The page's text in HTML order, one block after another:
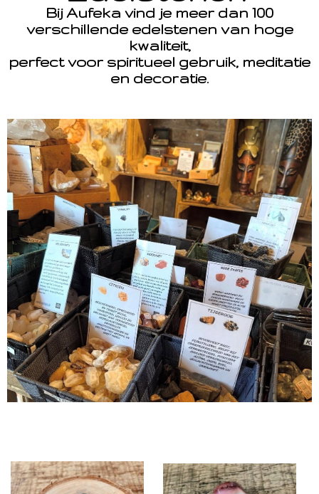
Bij Aufeka vind je meer dan 100
verschillende edelstenen van hoge
kwaliteit,
perfect voor spiritueel gebruik, meditatie
en decoratie.